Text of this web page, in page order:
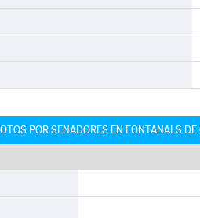
POR SENADORES EN FONTANALS DE